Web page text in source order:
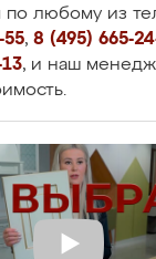
по любому из
55, 8 (495) 665-
, и наш